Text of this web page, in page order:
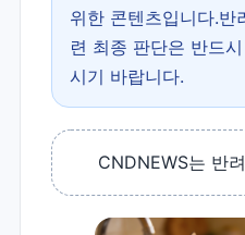
위한 콘텐츠입니다.반
련 최종 판단은 반드
시기 바랍니다.
CNDNEWS는 반